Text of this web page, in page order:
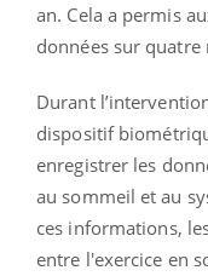
an. Cela a permis
données sur
Durant
dispositif
enregistrer les
au sommeil et au
ces informations,
entre l'exercice en